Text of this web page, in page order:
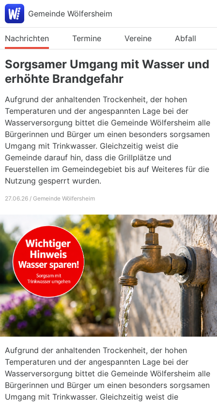
Gemeinde Wölfersheim
Nachrichten Termine Vereine Abfall
Sorgsamer Umgang mit Wasser und
erhöhte Brandgefahr
Aufgrund der anhaltenden Trockenheit, der hohen
Temperaturen und der angespannten Lage bei der
Wasserversorgung bittet die Gemeinde Wölfersheim alle
Bürgerinnen und Bürger um einen besonders sorgsamen
Umgang mit Trinkwasser. Gleichzeitig weist die
Gemeinde darauf hin, dass die Grillplätze und
Feuerstellen im Gemeindegebiet bis auf Weiteres für die
Nutzung gesperrt wurden.
27.06.26 / Gemeinde Wölfersheim
Aufgrund der anhaltenden Trockenheit, der hohen
Temperaturen und der angespannten Lage bei der
Wasserversorgung bittet die Gemeinde Wölfersheim alle
Bürgerinnen und Bürger um einen besonders sorgsamen
Umgang mit Trinkwasser. Gleichzeitig weist die